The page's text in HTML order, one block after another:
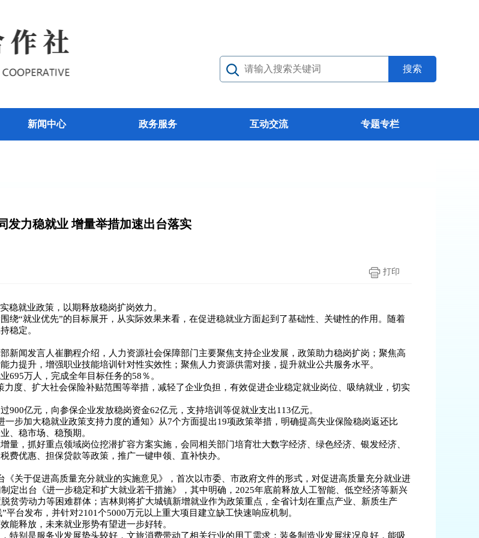
新闻中心 政务服务 互动交流 专题专栏
发力稳就业 增量举措加速出台落实
打印
稳就业政策，以期释放稳岗扩岗效力。
绕“就业优先”的目标展开，从实际效果来看，在促进稳就业方面起到了基础性、关键性的作用。随着
稳定。
新闻发言人崔鹏程介绍，人力资源社会保障部门主要聚焦支持企业发展，政策助力稳岗扩岗；聚焦高
提升，增强职业技能培训针对性实效性；聚焦人力资源供需对接，提升就业公共服务水平。
695万人，完成全年目标任务的58％。
度、扩大社会保险补贴范围等举措，减轻了企业负担，有效促进企业稳定就业岗位、吸纳就业，切实
亿元，向参保企业发放稳岗资金62亿元，支持培训等促就业支出113亿元。
步加大稳就业政策支持力度的通知》从7个方面提出19项政策举措，明确提高失业保险稳岗返还比
、稳市场、稳预期。
量，抓好重点领域岗位挖潜扩容方案实施，会同相关部门培育壮大数字经济、绿色经济、银发经济、
费优惠、担保贷款等政策，推广一键申领、直补快办。
关于促进高质量充分就业的实施意见》，首次以市委、市政府文件的形式，对促进高质量充分就业进
定出台《进一步稳定和扩大就业若干措施》，其中明确，2025年底前释放人工智能、低空经济等新兴
贫劳动力等困难群体；吉林则将扩大城镇新增就业作为政策重点，全省计划在重点产业、新质生产
台发布，并针对2101个5000万元以上重大项目建立缺工快速响应机制。
能释放，未来就业形势有望进一步好转。
特别是服务业发展势头较好，文旅消费带动了相关行业的用工需求；装备制造业发展状况良好，能吸